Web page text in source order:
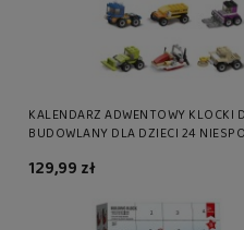
KALENDARZ ADWENTOWY KLOCKI
BUDOWLANY DLA DZIECI 24
129,99 zł